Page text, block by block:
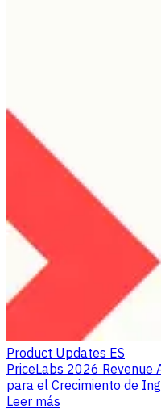
Product Updates ES
PriceLabs 2026 Revenue
para el Crecimiento de
Leer más